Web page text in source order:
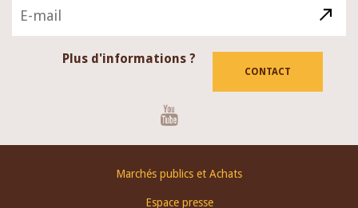
Plus d'informations ?
CONTACT
Marchés publics et Achats
Espace presse